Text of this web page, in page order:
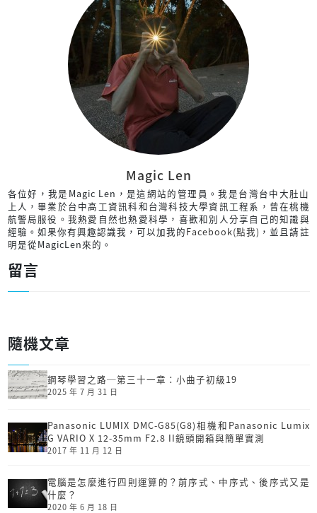
Magic Len
各位好，我是Magic Len，是這網站的管理員。我是台灣台中大肚山
上人，畢業於台中高工資訊科和台灣科技大學資訊工程系，曾在桃機
航警局服役。我熱愛自然也熱愛科學，喜歡和別人分享自己的知識與
經驗。如果你有興趣認識我，可以加我的Facebook(點我) ，並且請註
明是從MagicLen來的。
留言
隨機文章
鋼琴學習之路─第三十一章：小曲子初級19
2025 年 7 月 31 日
Panasonic LUMIX DMC-G85(G8)相機和Panasonic Lumix
G VARIO X 12-35mm F2.8 II鏡頭開箱與簡單實測
2017 年 11 月 12 日
電腦是怎麼進行四則運算的？前序式、中序式、後序式又是
什麼？
2020 年 6 月 18 日